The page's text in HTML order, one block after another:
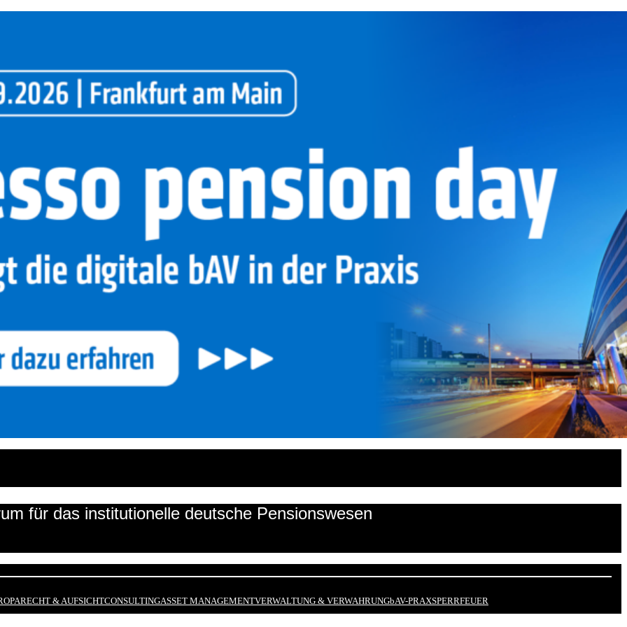
für das institutionelle deutsche Pensionswesen
RECHT & AUFSICHTCONSULTINGASSET MANAGEMENTVERWALTUNG & VERWAHRUNGbAV-PRAXSPERRFEUER